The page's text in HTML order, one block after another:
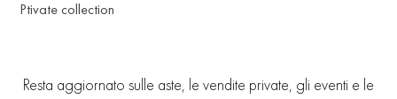
Ptivate collection
Resta aggiornato sulle aste, le vendite private, gli eventi e le